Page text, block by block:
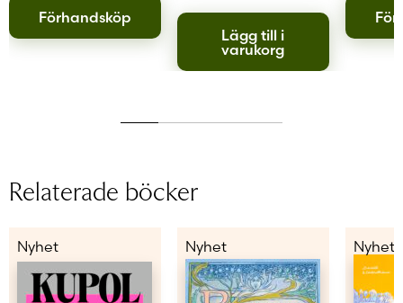
Förhandsköp
Lägg till i
varukorg
Relaterade böcker
Nyhet Nyhet Nyhet